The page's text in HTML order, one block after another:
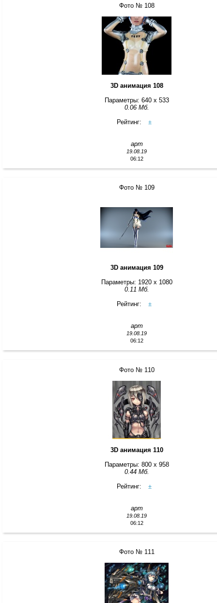
Фото № 108
3D анимация 108
Параметры: 640 x 533
0.06 Мб.
Рейтинг:
±
арт
19.08.19
06:12
Фото № 109
3D анимация 109
Параметры: 1920 x 1080
0.11 Мб.
Рейтинг:
±
арт
19.08.19
06:12
Фото № 110
3D анимация 110
Параметры: 800 x 958
0.44 Мб.
Рейтинг:
±
арт
19.08.19
06:12
Фото № 111